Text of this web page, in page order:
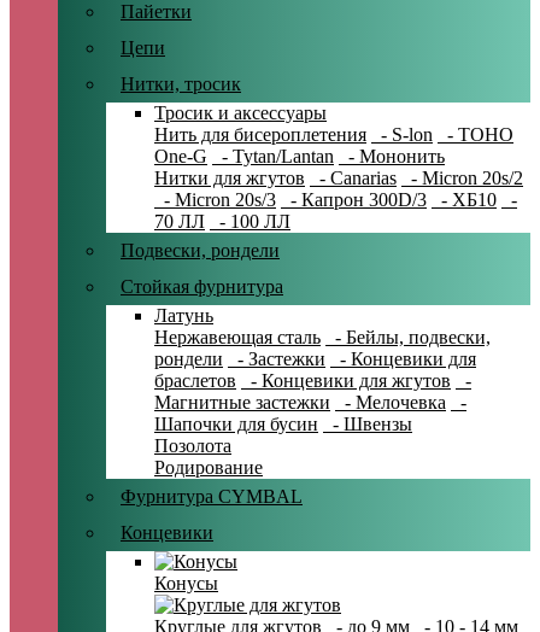
Пайетки
Цепи
Нитки, тросик
Тросик и аксессуары
Нить для бисероплетения
- S-lon
- TOHO
One-G
- Tytan/Lantan
- Мононить
Нитки для жгутов
- Canarias
- Micron 20s/2
- Micron 20s/3
- Капрон 300D/3 - ХБ10
-
70 ЛЛ
- 100 ЛЛ
Подвески, рондели
Стойкая фурнитура
Латунь
Нержавеющая сталь
- Бейлы, подвески,
рондели
- Застежки
- Концевики для
браслетов
- Концевики для жгутов
-
Магнитные застежки
- Мелочевка
-
Шапочки для бусин
- Швензы
Позолота
Родирование
Фурнитура CYMBAL
Концевики
Конусы
Круглые для жгутов - до 9 мм
- 10 - 14 мм